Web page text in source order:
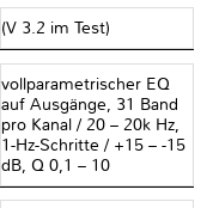
(V 3.2 im Test)
vollparametrischer EQ
auf Ausgänge, 31 Band
pro Kanal / 20 – 20k Hz,
1-Hz-Schritte / +15 – -15
dB, Q 0,1 – 10